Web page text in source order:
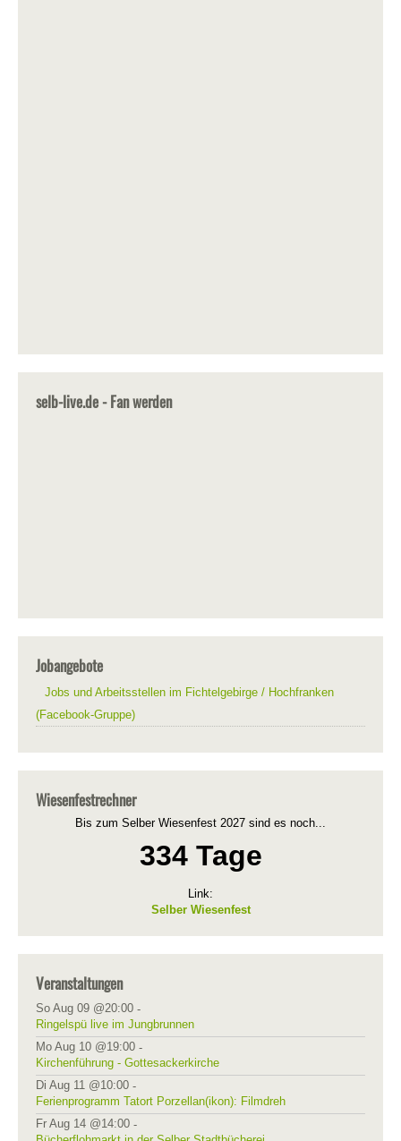
selb-live.de - Fan werden
Jobangebote
Jobs und Arbeitsstellen im Fichtelgebirge / Hochfranken
(Facebook-Gruppe)
Wiesenfestrechner
Bis zum Selber Wiesenfest 2027 sind es noch...
334 Tage
Link:
Selber Wiesenfest
Veranstaltungen
So Aug 09 @20:00 -
Ringelspü live im Jungbrunnen
Mo Aug 10 @19:00 -
Kirchenführung - Gottesackerkirche
Di Aug 11 @10:00 -
Ferienprogramm Tatort Porzellan(ikon): Filmdreh
Fr Aug 14 @14:00 -